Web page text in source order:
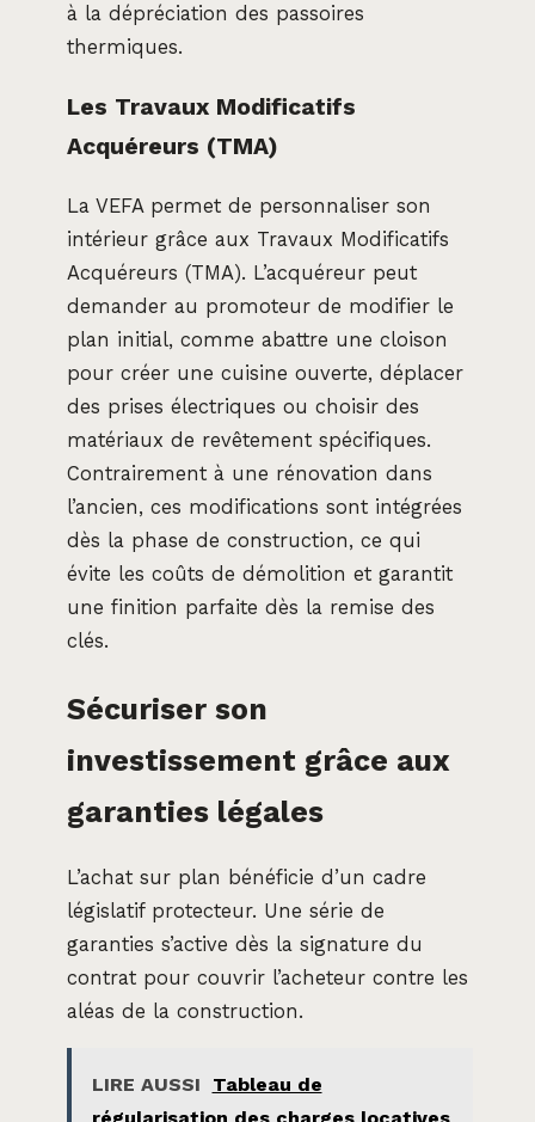
à la dépréciation des passoires
thermiques.
Les Travaux Modificatifs
Acquéreurs (TMA)
La VEFA permet de personnaliser son
intérieur grâce aux Travaux Modificatifs
Acquéreurs (TMA). L’acquéreur peut
demander au promoteur de modifier le
plan initial, comme abattre une cloison
pour créer une cuisine ouverte, déplacer
des prises électriques ou choisir des
matériaux de revêtement spécifiques.
Contrairement à une rénovation dans
l’ancien, ces modifications sont intégrées
dès la phase de construction, ce qui
évite les coûts de démolition et garantit
une finition parfaite dès la remise des
clés.
Sécuriser son
investissement grâce aux
garanties légales
L’achat sur plan bénéficie d’un cadre
législatif protecteur. Une série de
garanties s’active dès la signature du
contrat pour couvrir l’acheteur contre les
aléas de la construction.
LIRE AUSSI
Tableau de
régularisation des charges locatives